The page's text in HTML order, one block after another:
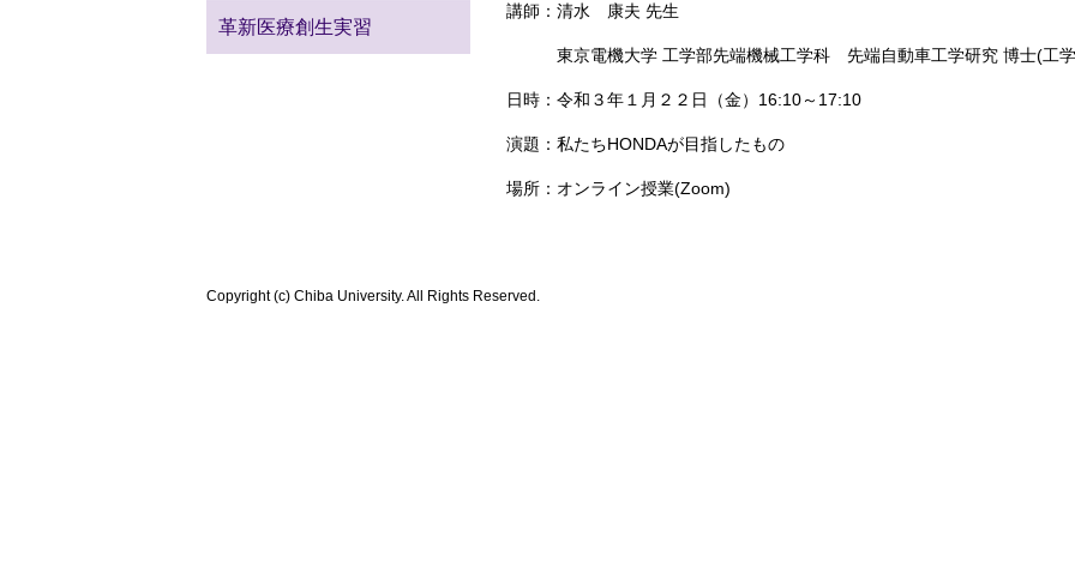
講師：清水 康夫 先生
東京電機大学 工学部先端機械工学科 先端自動車工学研究 博士(工
日時：令和３年１月２２日（金）16:10～17:10
演題：私たちHONDAが目指したもの
場所：オンライン授業(Zoom)
革新医療創生実習
Copyright (c) Chiba University. All Rights Reserved.